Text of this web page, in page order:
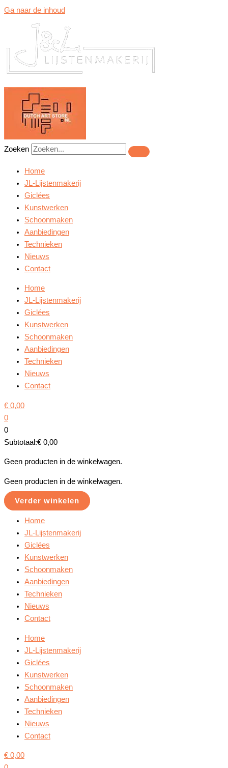
Ga naar de inhoud
Zoeken
Home
JL-Lijstenmakerij
Giclées
Kunstwerken
Schoonmaken
Aanbiedingen
Technieken
Nieuws
Contact
Home
JL-Lijstenmakerij
Giclées
Kunstwerken
Schoonmaken
Aanbiedingen
Technieken
Nieuws
Contact
€ 0,00
0
0
Subtotaal:€ 0,00
Geen producten in de winkelwagen.
Geen producten in de winkelwagen.
Verder winkelen
Home
JL-Lijstenmakerij
Giclées
Kunstwerken
Schoonmaken
Aanbiedingen
Technieken
Nieuws
Contact
Home
JL-Lijstenmakerij
Giclées
Kunstwerken
Schoonmaken
Aanbiedingen
Technieken
Nieuws
Contact
€ 0,00